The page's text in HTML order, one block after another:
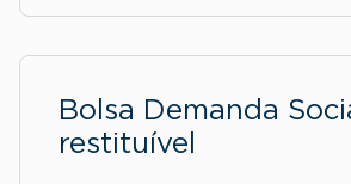
Bolsa Demanda
restituível